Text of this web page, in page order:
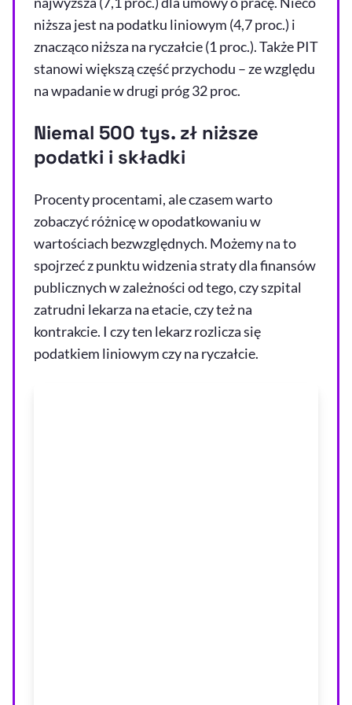
niższa jest na podatku liniowym (4,7 proc.) i
znacząco niższa na ryczałcie (1 proc.). Także PIT
stanowi większą część przychodu – ze względu
na wpadanie w drugi próg 32 proc.
Niemal 500 tys. zł niższe
podatki i składki
Procenty procentami, ale czasem warto
zobaczyć różnicę w opodatkowaniu w
wartościach bezwzględnych. Możemy na to
spojrzeć z punktu widzenia straty dla finansów
publicznych w zależności od tego, czy szpital
zatrudni lekarza na etacie, czy też na
kontrakcie. I czy ten lekarz rozlicza się
podatkiem liniowym czy na ryczałcie.